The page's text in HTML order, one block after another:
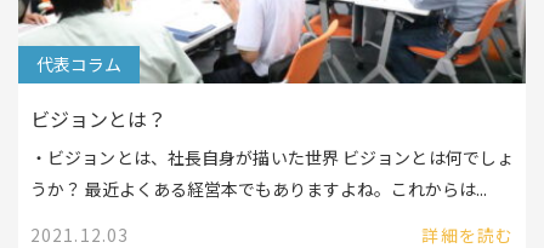
代表コラム
ビジョンとは？
・ビジョンとは、社長自身が描いた世界 ビジョンとは何でしょ
うか？ 最近よくある経営本でもありますよね。これからは...
2021.12.03
詳細を読む